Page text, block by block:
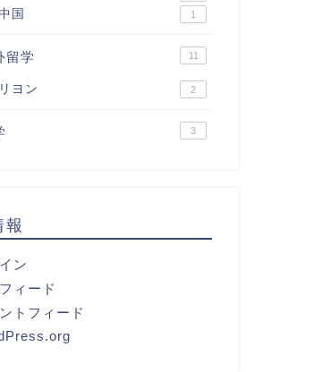
国 1
留学 11
リヨン 2
3
報
ン
ィード
トフィード